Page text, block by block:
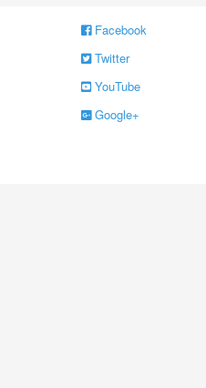
Facebook
Twitter
YouTube
Google+